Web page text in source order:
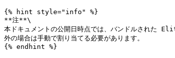
{% hint style="info" %}
**注**\
本ドキュメントの公開日時点では、バンドルされた
外の場合は手動で割り当てる必要があります。
{% endhint %}